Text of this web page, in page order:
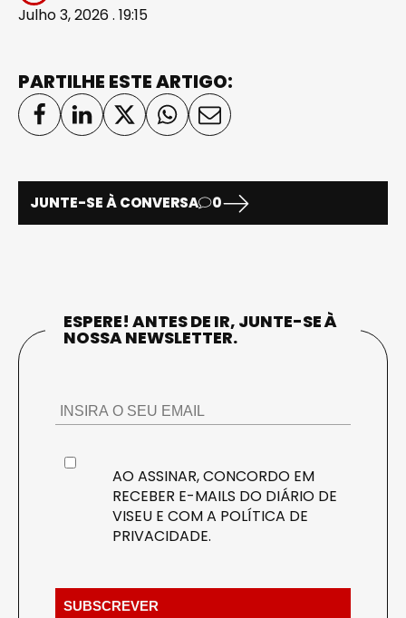
Julho 3, 2026 . 19:15
PARTILHE ESTE ARTIGO:
JUNTE-SE À CONVERSA 0
ESPERE! ANTES DE IR, JUNTE-SE À
NOSSA NEWSLETTER.
AO ASSINAR, CONCORDO EM
RECEBER E-MAILS DO DIÁRIO DE
VISEU E COM A POLÍTICA DE
PRIVACIDADE.